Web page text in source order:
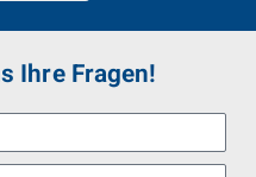
Ihre Fragen!